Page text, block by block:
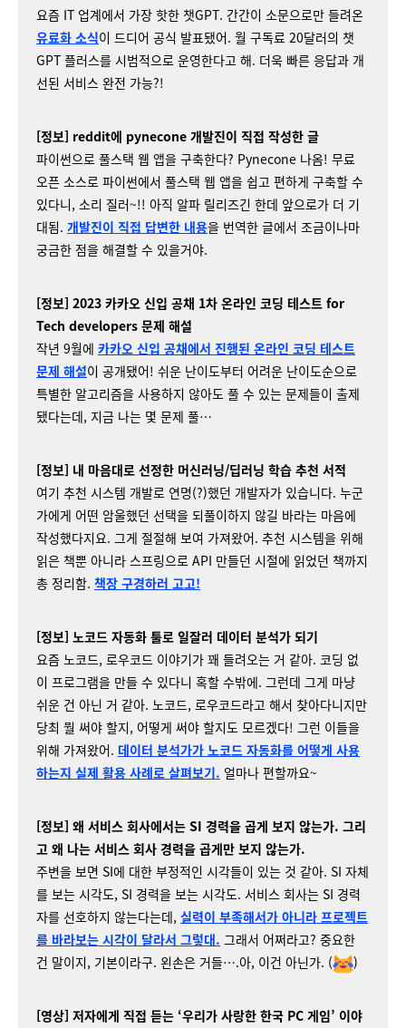
요즘 IT 업계에서 가장 핫한 챗GPT. 간간이 소문으로만 들려온
유료화 소식이 드디어 공식 발표됐어. 월 구독료 20달러의 챗
GPT 플러스를 시범적으로 운영한다고 해. 더욱 빠른 응답과 개
선된 서비스 완전 가능?!
[정보] reddit에 pynecone 개발진이 직접 작성한 글
파이썬으로 풀스택 웹 앱을 구축한다? Pynecone 나옴! 무료
오픈 소스로 파이썬에서 풀스택 웹 앱을 쉽고 편하게 구축할 수
있다니, 소리 질러~!! 아직 알파 릴리즈긴 한데 앞으로가 더 기
대됨. 개발진이 직접 답변한 내용을 번역한 글에서 조금이나마
궁금한 점을 해결할 수 있을거야.
[정보] 2023 카카오 신입 공채 1차 온라인 코딩 테스트 for
Tech developers 문제 해설
작년 9월에 카카오 신입 공채에서 진행된 온라인 코딩 테스트
문제 해설이 공개됐어! 쉬운 난이도부터 어려운 난이도순으로
특별한 알고리즘을 사용하지 않아도 풀 수 있는 문제들이 출제
됐다는데, 지금 나는 몇 문제 풀…
[정보] 내 마음대로 선정한 머신러닝/딥러닝 학습 추천 서적
여기 추천 시스템 개발로 연명(?)했던 개발자가 있습니다. 누군
가에게 어떤 암울했던 선택을 되풀이하지 않길 바라는 마음에
작성했다지요. 그게 절절해 보여 가져왔어. 추천 시스템을 위해
읽은 책뿐 아니라 스프링으로 API 만들던 시절에 읽었던 책까지
총 정리함. 책장 구경하러 고고!
[정보] 노코드 자동화 툴로 일잘러 데이터 분석가 되기
요즘 노코드, 로우코드 이야기가 꽤 들려오는 거 같아. 코딩 없
이 프로그램을 만들 수 있다니 혹할 수밖에. 그런데 그게 마냥
쉬운 건 아닌 거 같아. 노코드, 로우코드라고 해서 찾아다니지만
당최 뭘 써야 할지, 어떻게 써야 할지도 모르겠다! 그런 이들을
위해 가져왔어. 데이터 분석가가 노코드 자동화를 어떻게 사용
하는지 실제 활용 사례로 살펴보기. 얼마나 편할까요~
[정보] 왜 서비스 회사에서는 SI 경력을 곱게 보지 않는가. 그리
고 왜 나는 서비스 회사 경력을 곱게만 보지 않는가.
주변을 보면 SI에 대한 부정적인 시각들이 있는 것 같아. SI 자체
를 보는 시각도, SI 경력을 보는 시각도. 서비스 회사는 SI 경력
자를 선호하지 않는다는데, 실력이 부족해서가 아니라 프로젝트
를 바라보는 시각이 달라서 그렇대. 그래서 어쩌라고? 중요한
건 말이지, 기본이라구. 왼손은 거들….아, 이건 아닌가. (
)
[영상] 저자에게 직접 듣는 ‘우리가 사랑한 한국 PC 게임’ 이야